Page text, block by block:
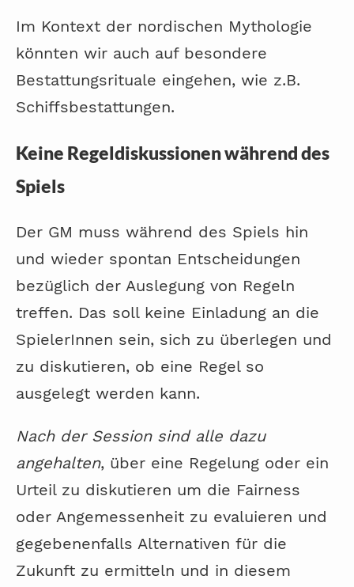
Im Kontext der nordischen Mythologie
könnten wir auch auf besondere
Bestattungsrituale eingehen, wie z.B.
Schiffsbestattungen.
Keine Regeldiskussionen während des
Spiels
Der GM muss während des Spiels hin
und wieder spontan Entscheidungen
bezüglich der Auslegung von Regeln
treffen. Das soll keine Einladung an die
SpielerInnen sein, sich zu überlegen und
zu diskutieren, ob eine Regel so
ausgelegt werden kann.
Nach der Session sind alle dazu
angehalten, über eine Regelung oder ein
Urteil zu diskutieren um die Fairness
oder Angemessenheit zu evaluieren und
gegebenenfalls Alternativen für die
Zukunft zu ermitteln und in diesem